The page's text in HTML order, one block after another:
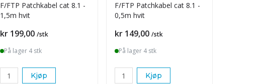
F/FTP Patchkabel cat 8.1 -
1,5m hvit
Pris
kr 199,00 /stk
På lager 4 stk
Kjøp
F/FTP Patchkabel cat 8.1 -
0,5m hvit
Pris
kr 149,00 /stk
På lager 4 stk
Kjøp